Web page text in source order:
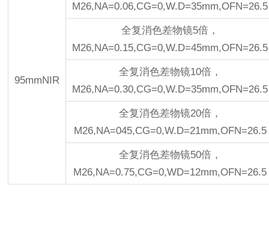
95mmNIR
M26,NA=0.06,CG=0,W.D=35mm,OFN=26.5
全复消色差物镜5倍，
M26,NA=0.15,CG=0,W.D=45mm,OFN=26.5
全复消色差物镜10倍，
M26,NA=0.30,CG=0,W.D=35mm,OFN=26.5
全复消色差物镜20倍，
M26,NA=045,CG=0,W.D=21mm,OFN=26.5
全复消色差物镜50倍，
M26,NA=0.75,CG=0,WD=12mm,OFN=26.5